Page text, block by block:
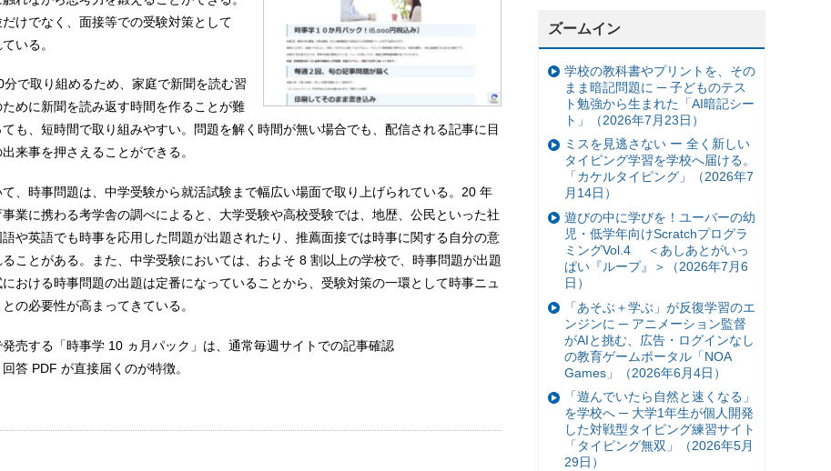
けでなく、面接等での受験対策として
いる。
分で取り組めるため、家庭で新聞を読む習
めに新聞を読み返す時間を作ることが難
ても、短時間で取り組みやすい。問題を解く時間が無い場合でも、配信される記事に目
来事を押さえることができる。
、時事問題は、中学受験から就活試験まで幅広い場面で取り上げられている。20 年
業に携わる考学舎の調べによると、大学受験や高校受験では、地歴、公民といった社
や英語でも時事を応用した問題が出題されたり、推薦面接では時事に関する自分の意
ることがある。また、中学受験においては、およそ 8 割以上の学校で、時事問題が出題
おける時事問題の出題は定番になっていることから、受験対策の一環として時事ニュ
の必要性が高まってきている。
売する「時事学 10 ヵ月パック」は、通常毎週サイトでの記事確認
答 PDF が直接届くのが特徴。
ズームイン
学校の教科書やプリントを、その
まま暗記問題に ─ 子どものテス
ト勉強から生まれた「AI暗記シー
ト」（2026年7月23日）
ミスを見逃さない ー 全く新しい
タイピング学習を学校へ届ける。
「カケルタイピング」（2026年7
月14日）
遊びの中に学びを！ユーバーの幼
児・低学年向けScratchプログラ
ミングVol.4 ＜あしあとがいっ
ぱい『ループ』＞（2026年7月6
日）
「あそぶ＋学ぶ」が反復学習のエ
ンジンに ─ アニメーション監督
がAIと挑む、広告・ログインなし
の教育ゲームポータル「NOA
Games」（2026年6月4日）
「遊んでいたら自然と速くなる」
を学校へ ─ 大学1年生が個人開発
した対戦型タイピング練習サイト
「タイピング無双」（2026年5月
29日）